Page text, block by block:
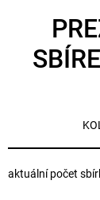
aktuální počet